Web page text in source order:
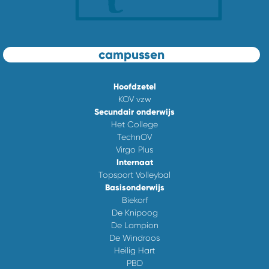
campussen
Hoofdzetel
KOV vzw
Secundair onderwijs
Het College
TechnOV
Virgo Plus
Internaat
Topsport Volleybal
Basisonderwijs
Biekorf
De Knipoog
De Lampion
De Windroos
Heilig Hart
PBD